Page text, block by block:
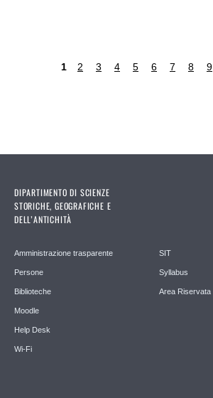
1 2 3 4 5 6 7 8 9
DIPARTIMENTO DI SCIENZE
STORICHE, GEOGRAFICHE E
DELL’ANTICHITÀ
Amministrazione trasparente
Persone
Biblioteche
Moodle
Help Desk
Wi-Fi
SIT
Syllabus
Area Riservata